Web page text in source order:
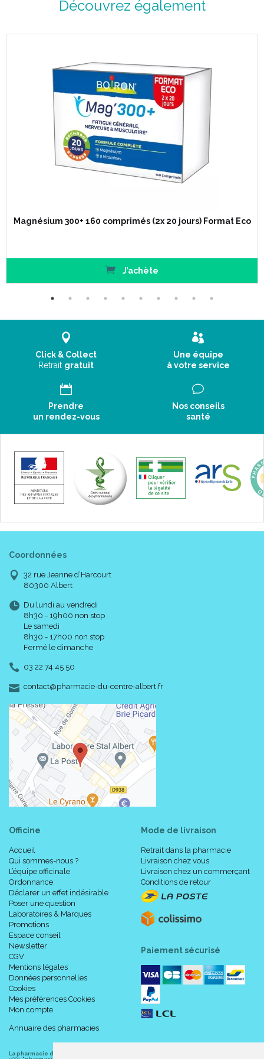
Découvrez également
Magnésium 300+ 160 comprimés (2x 20 jours) Format Eco
J’achète
Click & Collect
Retrait gratuit
Une équipe
à votre service
Prendre
un rendez-vous
Nos conseils
santé
Coordonnées
32 rue Jeanne d’Harcourt
80300 Albert
Du lundi au vendredi
8h30 - 19h00 non stop
Le samedi
8h30 - 17h00 non stop
Fermé le dimanche
03 22 74 45 50
contact-
@-
pharmacie-du-centre-albert.fr
Officine
Accueil
Qui sommes-nous ?
L’équipe officinale
Ordonnance
Déclarer un effet indésirable
Poser une question
Laboratoires & Marques
Promotions
Espace conseil
Newsletter
CGV
Mentions légales
Données personnelles
Cookies
Mes préférences Cookies
Mon compte
Annuaire des pharmacies
Mode de livraison
Retrait dans la pharmacie
Livraison chez vous
Livraison chez un commerçant
Conditions de retour
Paiement sécurisé
La pharmacie du centre à Albert